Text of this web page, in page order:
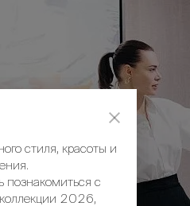
стиля, красоты и
познакомиться с
2026,